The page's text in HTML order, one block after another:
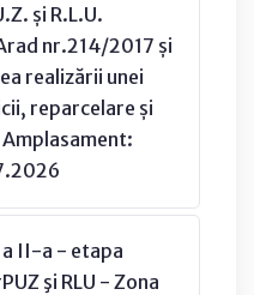
și R.L.U.
nr.214/2017 și
realizării unei
reparcelare și
a II-a - etapa
şi RLU - Zona